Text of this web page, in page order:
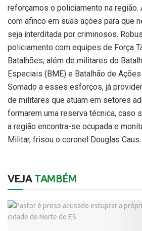
reforçamos o policiamento na
com afinco em suas ações para que
seja interditada por criminosos.
policiamento com equipes de Força
Batalhões, além de militares do
Especiais (BME) e Batalhão de
Somado a esses esforços, já
de militares que atuam em setores
formarem uma reserva técnica, caso
a região encontra-se ocupada e
Militar, frisou o coronel Douglas Caus.
VEJATAMBÉM